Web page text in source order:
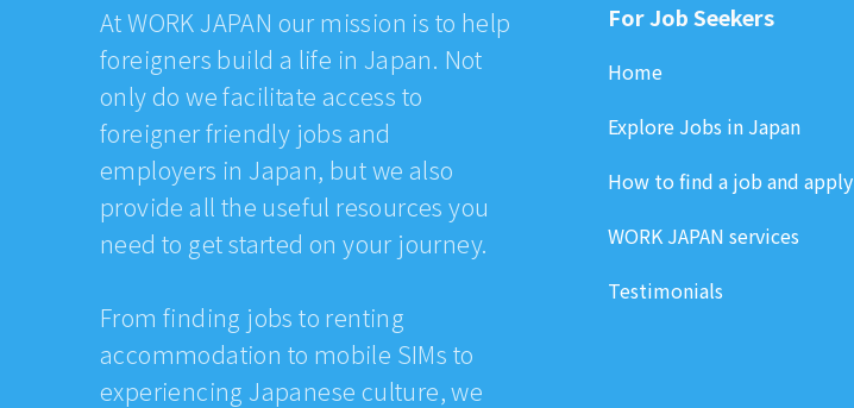
At WORK JAPAN our mission is to help
foreigners build a life in Japan. Not
only do we facilitate access to
foreigner friendly jobs and
employers in Japan, but we also
provide all the useful resources you
need to get started on your journey.
From finding jobs to renting
accommodation to mobile SIMs to
experiencing Japanese culture, we
For Job Seekers
Home
Explore Jobs in Japan
How to find a job and apply
WORK JAPAN services
Testimonials